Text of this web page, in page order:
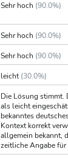
Sehr hoch (90.0%)
Sehr hoch (90.0%)
Sehr hoch (90.0%)
leicht(30.0%)
Die Lösung stimmt.
als leicht
bekanntes
Kontext korrekt
allgemein bekannt,
zeitliche Angabe